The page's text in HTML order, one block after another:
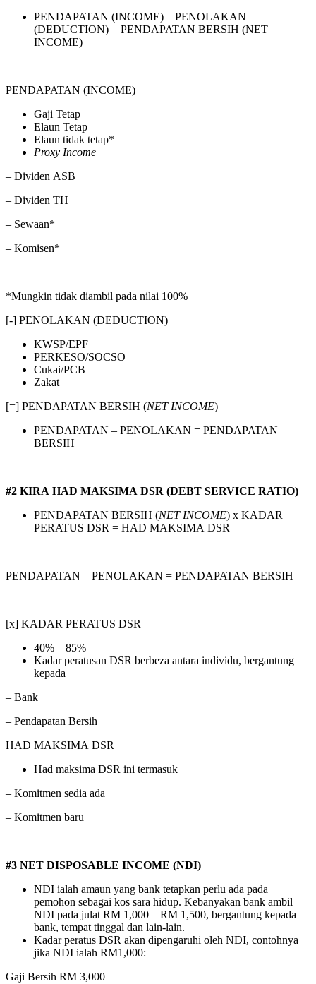
PENDAPATAN (INCOME) – PENOLAKAN
(DEDUCTION) = PENDAPATAN BERSIH (NET
INCOME)
PENDAPATAN (INCOME)
Gaji Tetap
Elaun Tetap
Elaun tidak tetap*
Proxy Income
– Dividen ASB
– Dividen TH
– Sewaan*
– Komisen*
*Mungkin tidak diambil pada nilai 100%
[-] PENOLAKAN (DEDUCTION)
KWSP/EPF
PERKESO/SOCSO
Cukai/PCB
Zakat
[=] PENDAPATAN BERSIH (NET INCOME)
PENDAPATAN – PENOLAKAN = PENDAPATAN
BERSIH
#2 KIRA HAD MAKSIMA DSR (DEBT SERVICE RATIO)
PENDAPATAN BERSIH (NET INCOME) x KADAR
PERATUS DSR = HAD MAKSIMA DSR
PENDAPATAN – PENOLAKAN = PENDAPATAN BERSIH
[x] KADAR PERATUS DSR
40% – 85%
Kadar peratusan DSR berbeza antara individu, bergantung
kepada
– Bank
– Pendapatan Bersih
HAD MAKSIMA DSR
Had maksima DSR ini termasuk
– Komitmen sedia ada
– Komitmen baru
#3 NET DISPOSABLE INCOME (NDI)
NDI ialah amaun yang bank tetapkan perlu ada pada
pemohon sebagai kos sara hidup. Kebanyakan bank ambil
NDI pada julat RM 1,000 – RM 1,500, bergantung kepada
bank, tempat tinggal dan lain-lain.
Kadar peratus DSR akan dipengaruhi oleh NDI, contohnya
jika NDI ialah RM1,000:
Gaji Bersih RM 3,000